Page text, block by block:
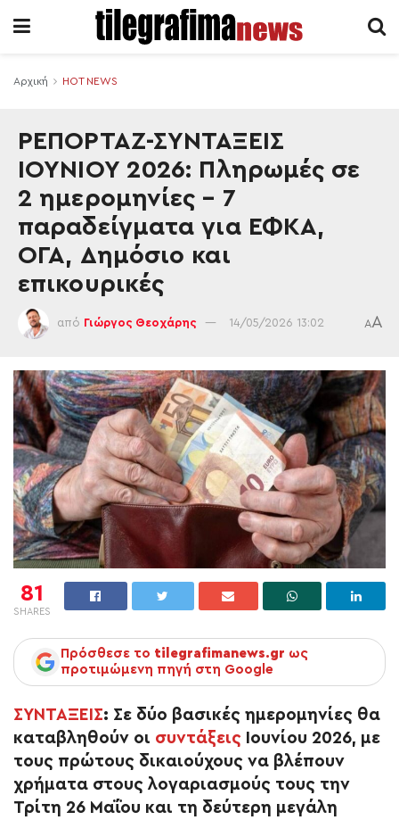
Αρχική HOT NEWS
ΡΕΠΟΡΤΑΖ-ΣΥΝΤΑΞΕΙΣ
ΙΟΥΝΙΟΥ 2026: Πληρωμές σε
2 ημερομηνίες – 7
παραδείγματα για ΕΦΚΑ,
ΟΓΑ, Δημόσιο και
επικουρικές
από Γιώργος Θεοχάρης 14/05/2026 13:02 AA
81
SHARES
Πρόσθεσε το tilegrafimanews.gr ως
προτιμώμενη πηγή στη Google
ΣΥΝΤΑΞΕΙΣ: Σε δύο βασικές ημερομηνίες θα
καταβληθούν οι συντάξεις Ιουνίου 2026, με
τους πρώτους δικαιούχους να βλέπουν
χρήματα στους λογαριασμούς τους την
Τρίτη 26 Μαΐου και τη δεύτερη μεγάλη